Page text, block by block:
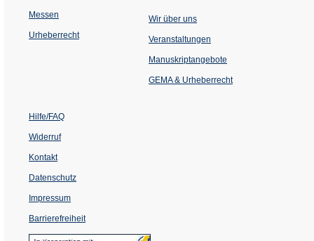
Messen
Urheberrecht
Wir über uns
Veranstaltungen
einem
Tab)
Manuskriptangebote
GEMA & Urheberrecht
Hilfe/FAQ
Widerruf
Kontakt
Datenschutz
Impressum
Barrierefreiheit
(Öffnet